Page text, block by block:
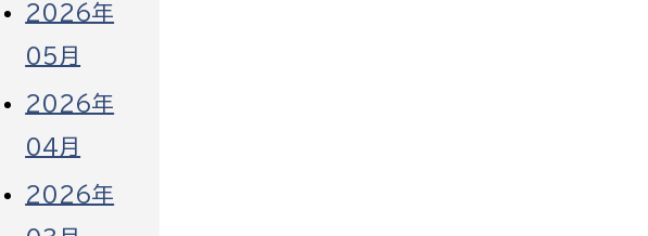
2026年
05月
2026年
04月
2026年